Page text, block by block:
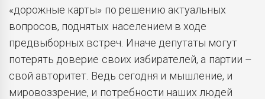
«дорожные карты» по решению актуальных
вопросов, поднятых населением в ходе
предвыборных встреч. Иначе депутаты могут
потерять доверие своих избирателей, а партии –
свой авторитет. Ведь сегодня и мышление, и
мировоззрение, и потребности наших людей